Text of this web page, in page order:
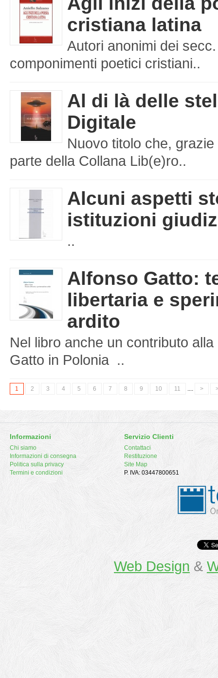
cristiana latina
Autori anonimi dei
componimenti poetici cristiani..
Al di là delle
Digitale
Nuovo titolo che,
parte della Collana Lib(e)ro..
Alcuni aspetti
istituzioni
..
Alfonso Gatto:
libertaria e
ardito
Nel libro anche un contributo
Gatto in Polonia ..
1 2 3 4 5 6 7 8 9 10 11 .... >
Informazioni
Chi siamo
Informazioni di consegna
Politica sulla privacy
Termini e condizioni
Servizio Clienti
Contattaci
Restituzione
Site Map
P. IVA: 03447800651
Web Design &